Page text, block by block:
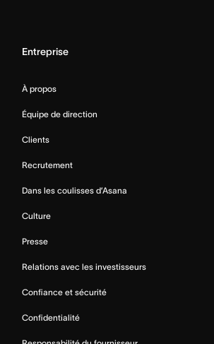
Entreprise
À propos
Équipe de direction
Clients
Recrutement
Dans les coulisses d’Asana
Culture
Presse
Relations avec les investisseurs
Confiance et sécurité
Confidentialité